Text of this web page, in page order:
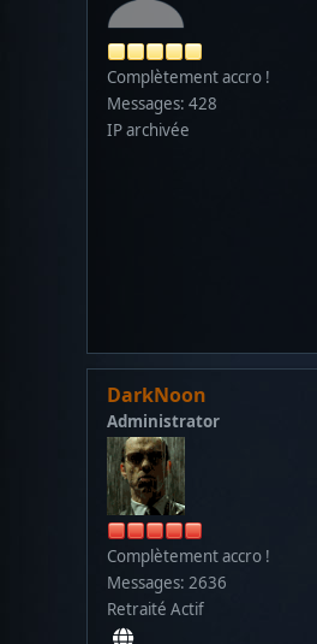
Complètement accro !
Messages: 428
IP archivée
DarkNoon
Administrator
Complètement accro !
Messages: 2636
Retraité Actif